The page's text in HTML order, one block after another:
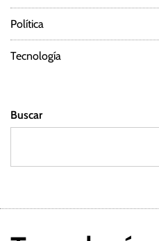
Política
Tecnología
Buscar